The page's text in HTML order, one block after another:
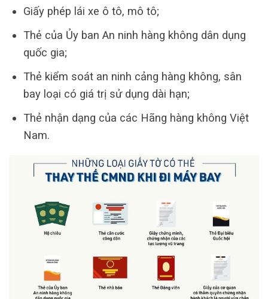
Giấy phép lái xe ô tô, mô tô;
Thẻ của Ủy ban An ninh hàng không dân dụng
quốc gia;
Thẻ kiểm soát an ninh cảng hàng không, sân
bay loại có giá trị sử dụng dài hạn;
Thẻ nhận dạng của các Hãng hàng không Việt
Nam.